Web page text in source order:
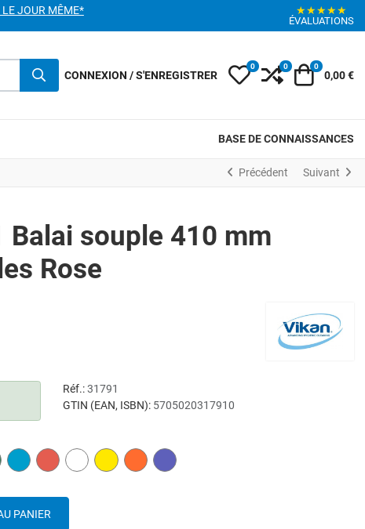
JOUR MÊME* ★★★★★
ÉVALUATIONS
CONNEXION / S'ENREGISTRER My Wishlist
0 Compare
0 Votre
0
0,00 €
BASE DE CONNAISSANCES
Précédent Suivant
Balai souple 410 mm
Rose
Réf.:31791
GTIN (EAN, ISBN): 5705020317910
BLUE RED WHITE YELLOW ORANGE PURPLE